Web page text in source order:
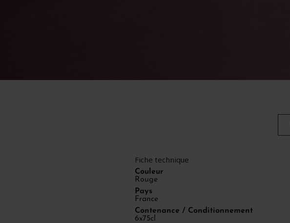
Fiche technique
Couleur
Rouge
Pays
France
Contenance / Conditionnement
6x75cl